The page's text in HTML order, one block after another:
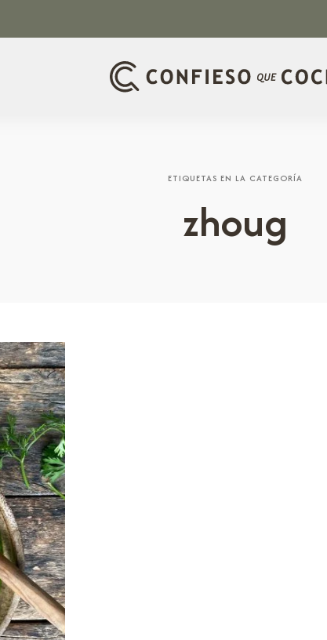
ETIQUETAS EN LA CATEGORÍA
zhoug